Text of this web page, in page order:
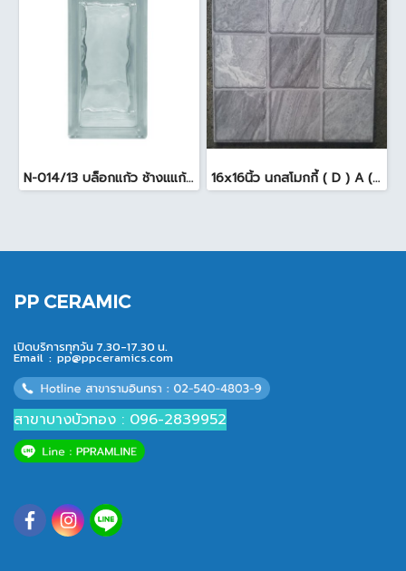
N-014/13 บล็อกแก้ว ช้างแแก้ว WOW หยาดเพชร ( 24x11.5x8 cm.) 16x16นิ้ว นกสโมกกี้ ( D ) A (Pack6)
PP CERAMIC
เปิดบริการทุกวัน 7.30-17.30 น.
Email : pp@ppceramics.com
สาขาบางบัวทอง : 096-2839952